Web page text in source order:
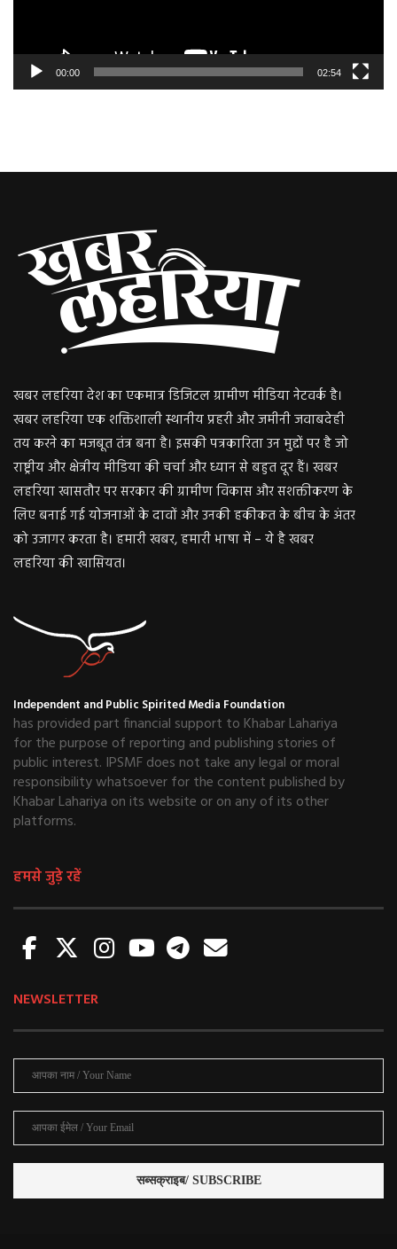
00:00 02:54
खबर लहरिया देश का एकमात्र डिजिटल ग्रामीण मीडिया नेटवर्क है।
खबर लहरिया एक शक्तिशाली स्थानीय प्रहरी और जमीनी जवाबदेही
तय करने का मजबूत तंत्र बना है। इसकी पत्रकारिता उन मुद्दों पर है जो
राष्ट्रीय और क्षेत्रीय मीडिया की चर्चा और ध्यान से बहुत दूर हैं। खबर
लहरिया खासतौर पर सरकार की ग्रामीण विकास और सशक्तीकरण के
लिए बनाई गई योजनाओं के दावों और उनकी हकीकत के बीच के अंतर
को उजागर करता है। हमारी खबर, हमारी भाषा में – ये है खबर
लहरिया की खासियत।
Independent and Public Spirited Media Foundation
has provided part financial support to Khabar Lahariya
for the purpose of reporting and publishing stories of
public interest. IPSMF does not take any legal or moral
responsibility whatsoever for the content published by
Khabar Lahariya on its website or on any of its other
platforms.
हमसे जुड़े रहें
NEWSLETTER